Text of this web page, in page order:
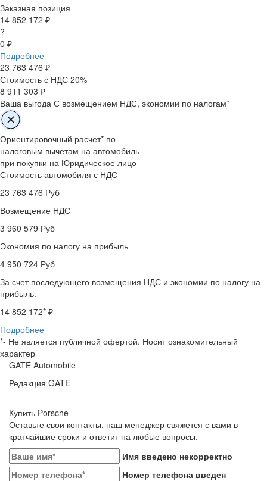
Заказная позиция
14 852 172 ₽
?
0 ₽
Подробнее
23 763 476 ₽
Стоимость с НДС 20%
8 911 303 ₽
Ваша выгода С возмещением НДС, экономии по налогам*
Ориентировочный расчет* по
налоговым вычетам на автомобиль
при покупки на Юридическое лицо
Стоимость автомобиля с НДС
23 763 476 Руб
Возмещение НДС
3 960 579 Руб
Экономия по налогу на прибыль
4 950 724 Руб
За счет последующего возмещения НДС и экономии по налогу на
прибыль.
14 852 172* ₽
Подробнее
*- Не является публичной офертой. Носит ознакомительный
характер
GATE Automobile
Редакция GATE
Купить Porsche
Оставьте свои контакты, наш менеджер свяжется с вами в
кратчайшие сроки и ответит на любые вопросы.
Имя введено некорректно
Номер телефона введен